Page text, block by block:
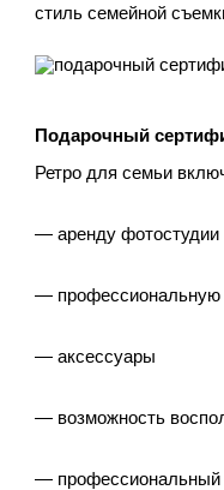
стиль семейной
Подарочный
Ретро для семьи
— аренду фотостудии
— профессиональную
— аксессуары
— возможность
— профессиональный